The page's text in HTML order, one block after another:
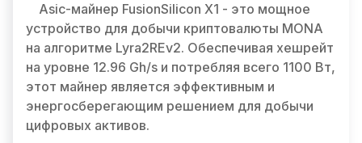
Asic-майнер FusionSilicon X1 - это мощное
устройство для добычи криптовалюты MONA
на алгоритме Lyra2REv2. Обеспечивая хешрейт
на уровне 12.96 Gh/s и потребляя всего 1100 Вт,
этот майнер является эффективным и
энергосберегающим решением для добычи
цифровых активов.